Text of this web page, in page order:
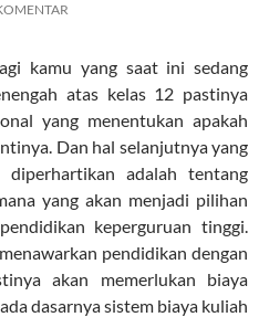
kamu yang saat ini sedang
atas kelas 12 pastinya
yang menentukan apakah
Dan hal selanjutnya yang
diperhartikan adalah tentang
yang akan menjadi pilihan
keperguruan tinggi.
pendidikan dengan
akan memerlukan biaya
dasarnya sistem biaya kuliah